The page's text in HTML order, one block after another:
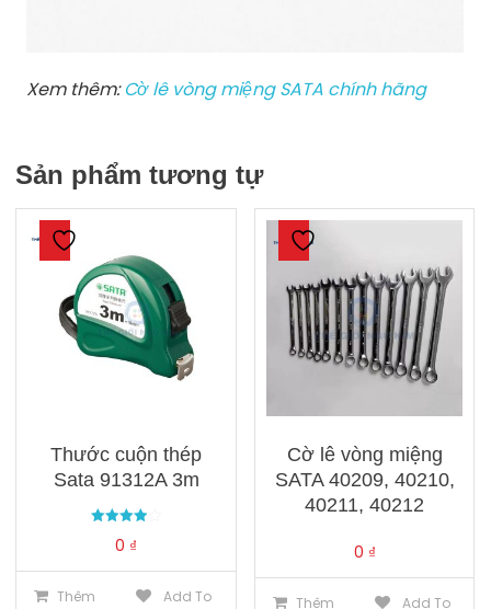
Xem thêm:Cờ lê vòng miệng SATA chính hãng
Sản phẩm tương tự
Thước cuộn thép
Sata 91312A 3m
hạng
5 sao
0 ₫
Thêm Add To
Cờ lê vòng miệng
SATA 40209, 40210,
40211, 40212
0 ₫
Thêm Add To